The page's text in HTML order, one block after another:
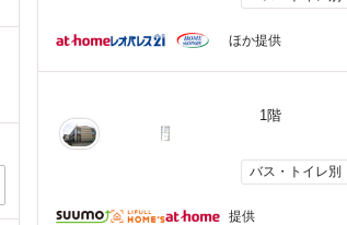
ほか提供
1階
バス・トイレ別
提供